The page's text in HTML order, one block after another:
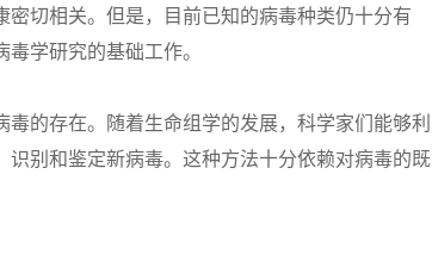
切相关。但是，目前已知的病毒种类仍十分有
学研究的基础工作。
的存在。随着生命组学的发展，科学家们能够利
别和鉴定新病毒。这种方法十分依赖对病毒的既